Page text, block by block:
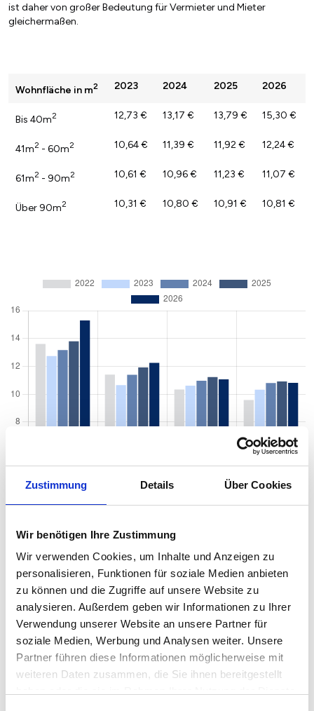
Zustimmung Details Über Cookies
Wir benötigen Ihre Zustimmung
Wir verwenden Cookies, um Inhalte und Anzeigen zu
personalisieren, Funktionen für soziale Medien anbieten
zu können und die Zugriffe auf unsere Website zu
analysieren. Außerdem geben wir Informationen zu Ihrer
Verwendung unserer Website an unsere Partner für
soziale Medien, Werbung und Analysen weiter. Unsere
Partner führen diese Informationen möglicherweise mit
weiteren Daten zusammen, die Sie ihnen bereitgestellt
ist daher von großer Bedeutung für Vermieter und Mieter
gleichermaßen.
Wohnfläche in m2 2023 2024 2025 2026
Bis 40m2 12,73 € 13,17 € 13,79 € 15,30 €
41m2 - 60m2 10,64 € 11,39 € 11,92 € 12,24 €
61m2 - 90m2 10,61 € 10,96 € 11,23 € 11,07 €
Über 90m2 10,31 € 10,80 € 10,91 € 10,81 €
Mietspiegel nach Baujahr pro qm 2026 in
Ichenhausen
Der Mietpreis einer Wohnung in Ichenhausen hängt von einer
Vielzahl von Faktoren ab, und eines der entscheidenden Kriterien
ist das Baujahr der Immobilie. Das Alter eines Gebäudes kann
einen erheblichen Einfluss auf den Mietpreis haben, da es